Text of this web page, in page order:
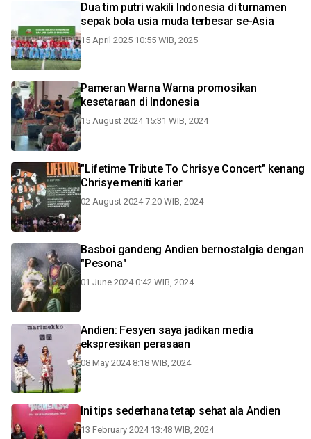
Dua tim putri wakili Indonesia di turnamen
sepak bola usia muda terbesar se-Asia
15 April 2025 10:55 WIB, 2025
Pameran Warna Warna promosikan
kesetaraan di Indonesia
15 August 2024 15:31 WIB, 2024
"Lifetime Tribute To Chrisye Concert" kenang
Chrisye meniti karier
02 August 2024 7:20 WIB, 2024
Basboi gandeng Andien bernostalgia dengan
"Pesona"
01 June 2024 0:42 WIB, 2024
Andien: Fesyen saya jadikan media
ekspresikan perasaan
08 May 2024 8:18 WIB, 2024
Ini tips sederhana tetap sehat ala Andien
13 February 2024 13:48 WIB, 2024